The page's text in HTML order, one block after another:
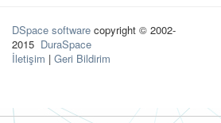
DSpace software copyright © 2002-
2015 DuraSpace
İletişim | Geri Bildirim